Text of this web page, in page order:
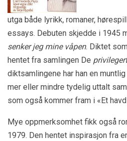
utga både lyrikk, romaner,
essays. Debuten skjedde i 1945
senker jeg mine våpen. Diktet
hentet fra samlingen De
diktsamlingene har han en
mer eller mindre tydelig uttalt
som også kommer fram i «Et
Mye oppmerksomhet fikk også
1979. Den hentet inspirasjon fra